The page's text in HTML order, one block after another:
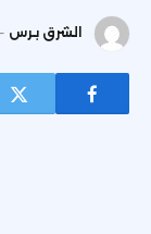
الشرق برس